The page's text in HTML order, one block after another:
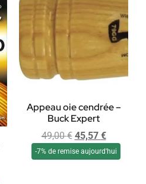
Appeau oie cendrée –
Buck Expert
49,00€ 45,57 €
-7% de remise aujourd'hui